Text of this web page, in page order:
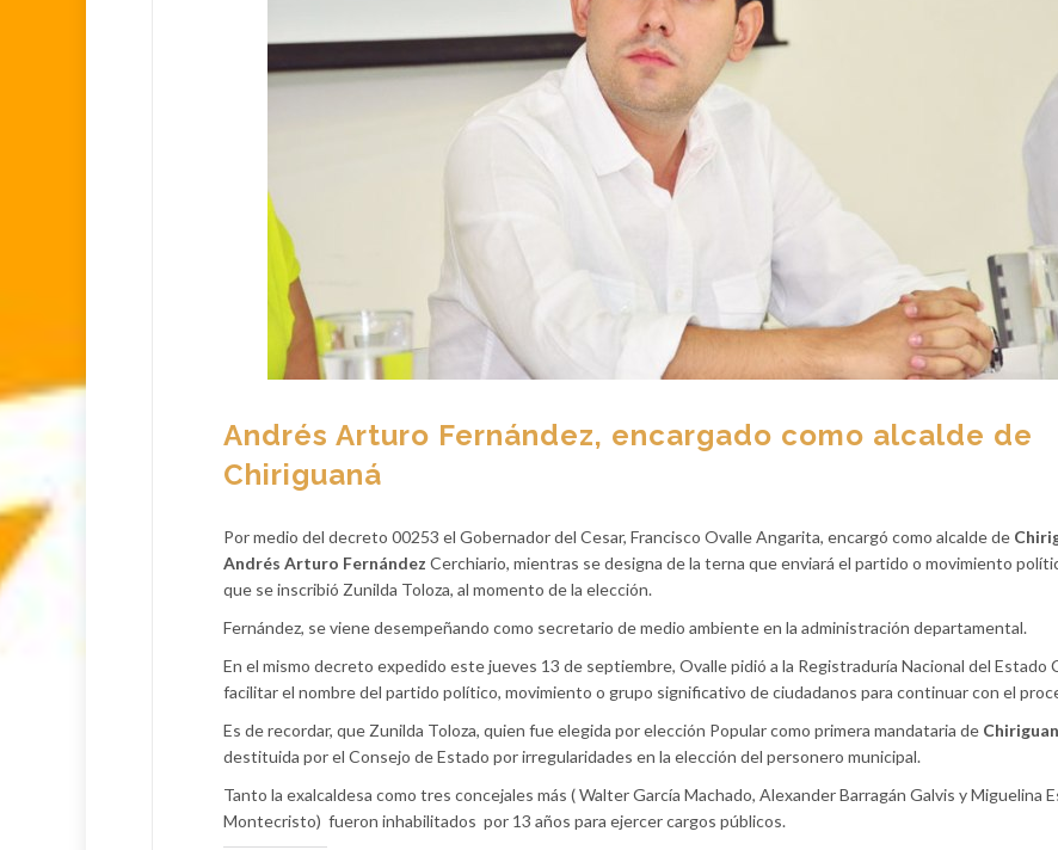
Andrés Arturo Fernández, encargado como alcalde de
Chiriguaná
Por medio del decreto 00253 el Gobernador del Cesar, Francisco Ovalle Angarita, encargó como alcalde de
Andrés Arturo Fernández Cerchiario, mientras se designa de la terna que enviará el partido o movimiento
que se inscribió Zunilda Toloza, al momento de la elección.
Fernández, se viene desempeñando como secretario de medio ambiente en la administración departamental.
En el mismo decreto expedido este jueves 13 de septiembre, Ovalle pidió a la Registraduría Nacional del Estado
facilitar el nombre del partido político, movimiento o grupo significativo de ciudadanos para continuar con el
Es de recordar, que Zunilda Toloza, quien fue elegida por elección Popular como primera mandataria de
destituida por el Consejo de Estado por irregularidades en la elección del personero municipal.
Tanto la exalcaldesa como tres concejales más ( Walter García Machado, Alexander Barragán Galvis y Miguelina
Montecristo) fueron inhabilitados por 13 años para ejercer cargos públicos.